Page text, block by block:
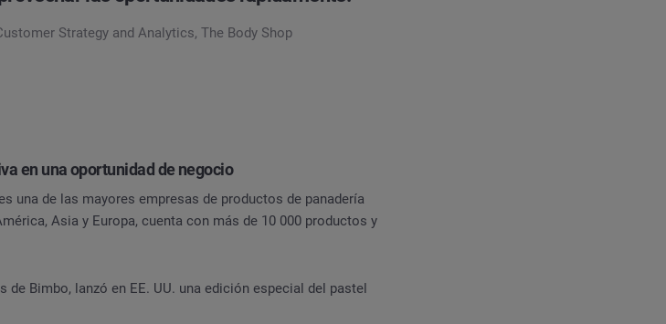
Strategy and Analytics, The Body Shop
en una oportunidad de negocio
una de las mayores empresas de productos de panadería
Asia y Europa, cuenta con más de 10 000 productos y
de Bimbo, lanzó en EE. UU. una edición especial del pastel